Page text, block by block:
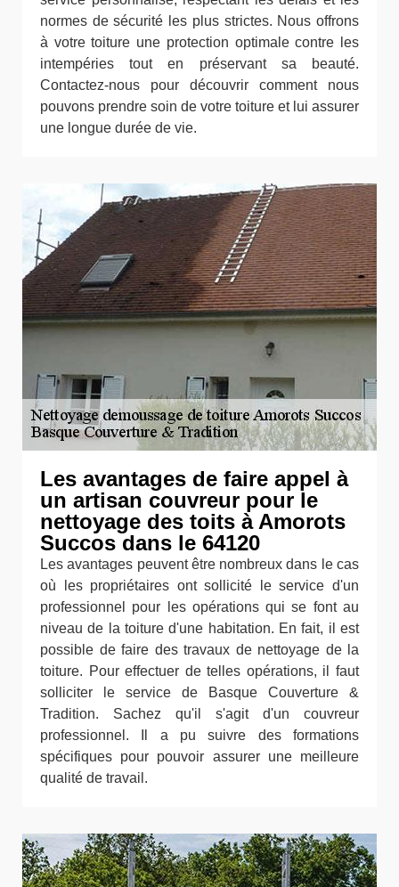
normes de sécurité les plus strictes. Nous offrons
à votre toiture une protection optimale contre les
intempéries tout en préservant sa beauté.
Contactez-nous pour découvrir comment nous
pouvons prendre soin de votre toiture et lui assurer
une longue durée de vie.
Les avantages de faire appel à
un artisan couvreur pour le
nettoyage des toits à Amorots
Succos dans le 64120
Les avantages peuvent être nombreux dans le cas
où les propriétaires ont sollicité le service d'un
professionnel pour les opérations qui se font au
niveau de la toiture d'une habitation. En fait, il est
possible de faire des travaux de nettoyage de la
toiture. Pour effectuer de telles opérations, il faut
solliciter le service de Basque Couverture &
Tradition. Sachez qu'il s'agit d'un couvreur
professionnel. Il a pu suivre des formations
spécifiques pour pouvoir assurer une meilleure
qualité de travail.